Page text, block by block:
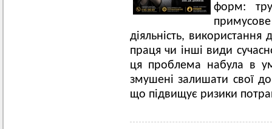
форм:
діяльність,
праця чи інші види
ця проблема набула в
змушені залишати свої
що підвищує ризики